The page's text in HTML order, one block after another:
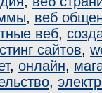
, веб
веб,
сайтов,
, онлайн,
,